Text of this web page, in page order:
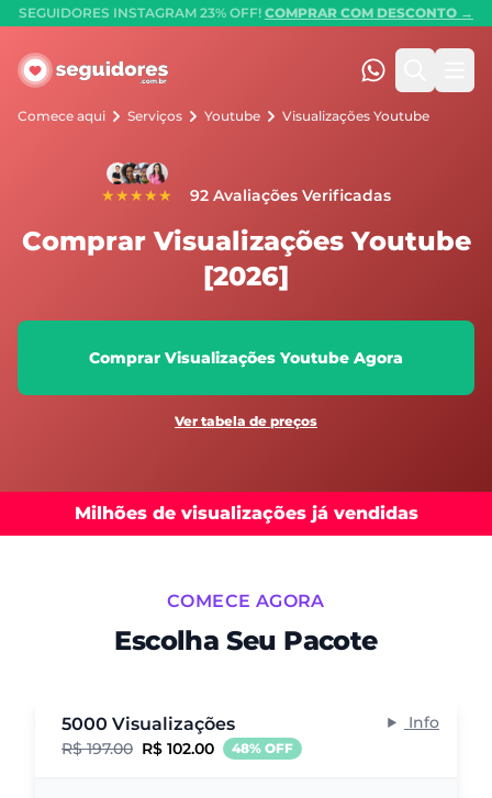
SEGUIDORES INSTAGRAM 23% OFF! COMPRAR COM DESCONTO →
Seguidores.com.br
(47) 99247-
Comece aqui Serviços Youtube Visualizações Youtube
★★★★★ 92 Avaliações Verificadas
Comprar Visualizações Youtube
[2026]
Comprar Visualizações Youtube Agora
Ver tabela de preços
Milhões de visualizações já vendidas
COMECE AGORA
Escolha Seu Pacote
5000 Visualizações
R$ 197.00 R$ 102.00 48% OFF
Info